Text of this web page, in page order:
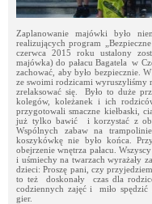
Zaplanowanie majówki było
realizujących program
czerwca 2015 roku ustalony
majówka) do pałacu Bagatela w
zachować, aby było bezpiecznie.
ze swoimi rodzicami wyruszyliśmy
zrelaksować się. Było to duże
kolegów, koleżanek i ich
przygotowali smaczne kiełbaski,
już tylko bawić i korzystać z
Wspólnych zabaw na
koszykówkę nie było końca.
obejrzenie wnętrza pałacu.
i uśmiechy na twarzach wyrażały
dzieci: Proszę pani, czy
to też doskonały czas dla
codziennych zajęć i miło spędzić
gier.